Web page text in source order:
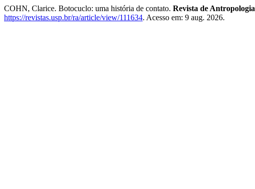
COHN, Clarice. Botocuclo: uma história de contato. Revista de Antropologia
https://revistas.usp.br/ra/article/view/111634. Acesso em: 9 aug. 2026.